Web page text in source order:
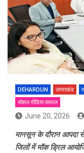
DEHARDUN उत्तराखंड
सोशल मीडिया वायरल
June 20, 2026
मानसून के दौरान आपदा
जिलों में मॉक ड्रिल